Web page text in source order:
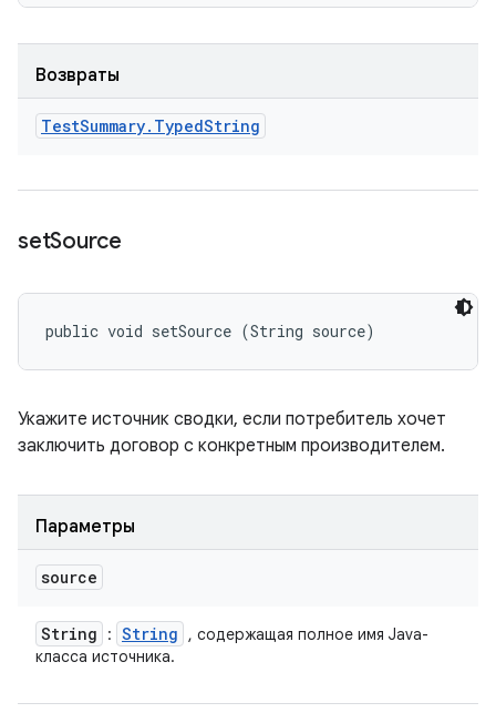
Возвраты
TestSummary. TypedString
setSource
public void setSource (String source)
Укажите источник сводки, если потребитель хочет
заключить договор с конкретным производителем.
Параметры
source
String : String
, содержащая полное имя Java-
класса источника.